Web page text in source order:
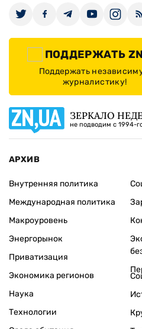
ПОДДЕРЖАТЬ
Поддержать
журналистику!
ЗЕРКАЛО
не подводим с 1994-
АРХИВ
Внутренняя политика
Международная политика
Макроуровень
Энергорынок
Приватизация
Экономика регионов
Наука
Технологии